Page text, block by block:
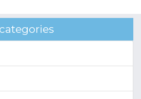
categories